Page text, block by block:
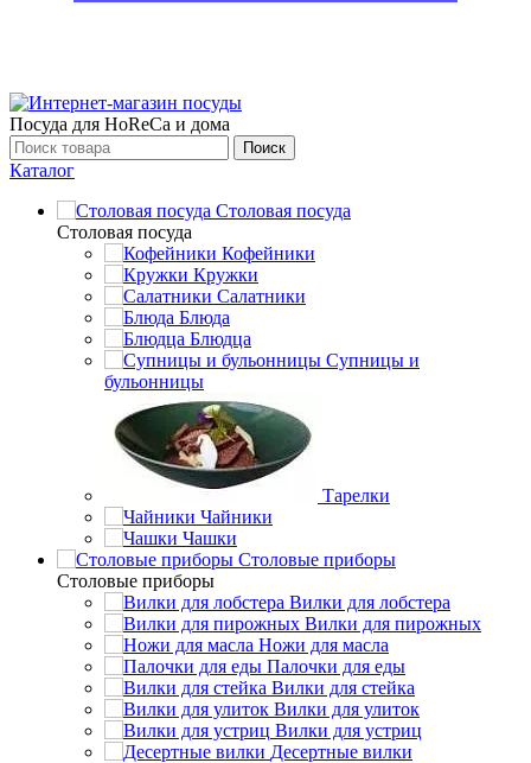
Посуда для HoReCa и дома
Поиск
Каталог
Столовая посуда
Столовая посуда
Кофейники
Кружки
Салатники
Блюда
Блюдца
Супницы и
бульонницы
Тарелки
Чайники
Чашки
Cтоловые приборы
Cтоловые приборы
Вилки для лобстера
Вилки для пирожных
Ножи для масла
Палочки для еды
Вилки для стейка
Вилки для улиток
Вилки для устриц
Десертные вилки